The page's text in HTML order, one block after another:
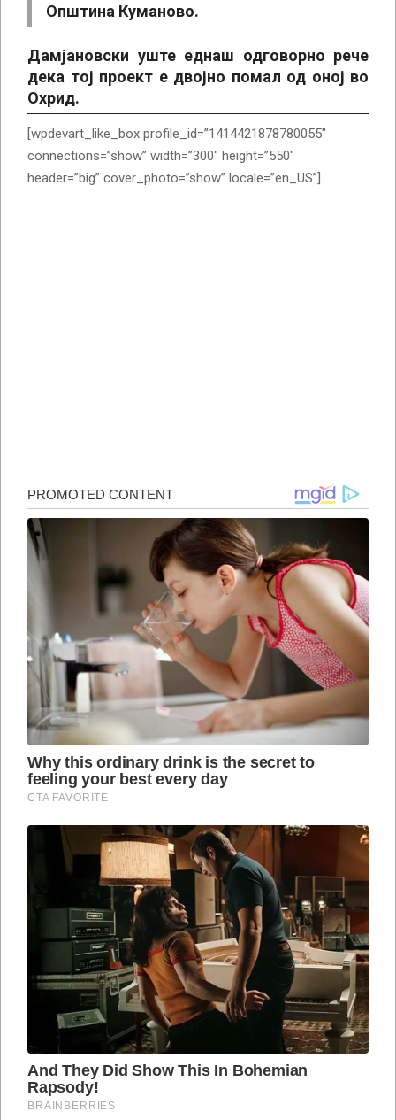
Општина Куманово.
Дамјановски уште еднаш одговорно рече
дека тој проект е двојно помал од оној во
Охрид.
[wpdevart_like_box profile_id=”1414421878780055″
connections=”show” width=”300″ height=”550″
header=”big” cover_photo=”show” locale=”en_US”]